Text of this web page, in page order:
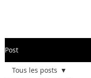
Post
Tous les posts